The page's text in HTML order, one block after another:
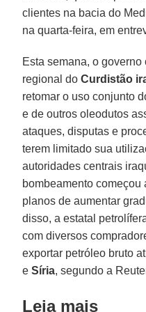
clientes na bacia do
na quarta-feira, em
Esta semana, o
regional do Curdistão
retomar o uso conjunto
e de outros oleodutos
ataques, disputas e
terem limitado sua
autoridades centrais
bombeamento
planos de aumentar
disso, a estatal
com diversos
exportar petróleo bruto
eSíria, segundo a
Leia mais